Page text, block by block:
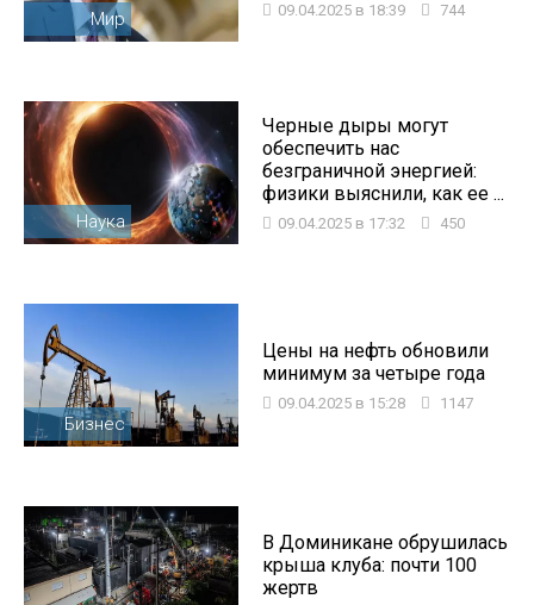
Мир 09.04.2025 в 18:39 744
Наука
Черные дыры могут
обеспечить нас
безграничной энергией:
физики выяснили, как ее ...
09.04.2025 в 17:32 450
Бизнес
Цены на нефть обновили
минимум за четыре года
09.04.2025 в 15:28 1147
В Доминикане обрушилась
крыша клуба: почти 100
жертв